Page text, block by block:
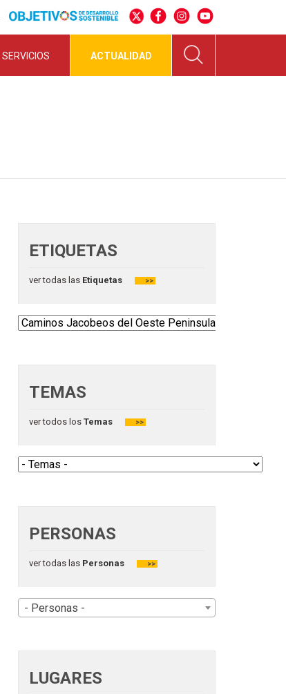
SERVICIOS ACTUALIDAD
ETIQUETAS
ver todas las Etiquetas >>
TEMAS
ver todos los Temas >>
PERSONAS
ver todas las Personas >>
- Personas -
LUGARES